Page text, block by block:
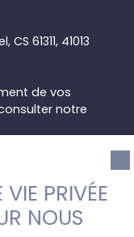
61311, 41013
de vos
notre
VIE PRIVÉE
NOUS